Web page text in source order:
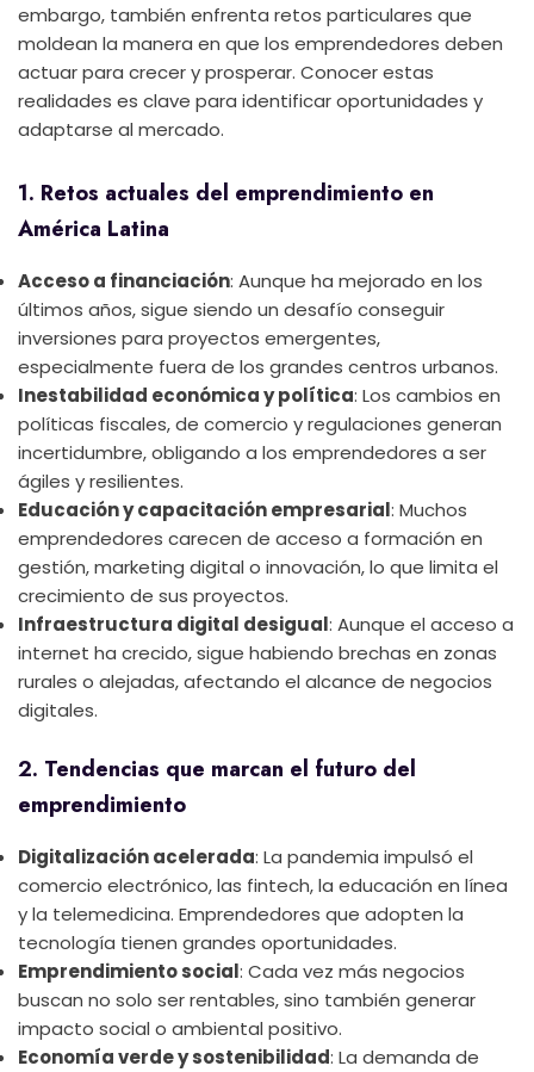
embargo, también enfrenta retos particulares que
moldean la manera en que los emprendedores deben
actuar para crecer y prosperar. Conocer estas
realidades es clave para identificar oportunidades y
adaptarse al mercado.
1. Retos actuales del emprendimiento en
América Latina
Acceso a financiación: Aunque ha mejorado en los
últimos años, sigue siendo un desafío conseguir
inversiones para proyectos emergentes,
especialmente fuera de los grandes centros urbanos.
Inestabilidad económica y política: Los cambios en
políticas fiscales, de comercio y regulaciones generan
incertidumbre, obligando a los emprendedores a ser
ágiles y resilientes.
Educación y capacitación empresarial: Muchos
emprendedores carecen de acceso a formación en
gestión, marketing digital o innovación, lo que limita el
crecimiento de sus proyectos.
Infraestructura digital desigual: Aunque el acceso a
internet ha crecido, sigue habiendo brechas en zonas
rurales o alejadas, afectando el alcance de negocios
digitales.
2. Tendencias que marcan el futuro del
emprendimiento
Digitalización acelerada: La pandemia impulsó el
comercio electrónico, las fintech, la educación en línea
y la telemedicina. Emprendedores que adopten la
tecnología tienen grandes oportunidades.
Emprendimiento social: Cada vez más negocios
buscan no solo ser rentables, sino también generar
impacto social o ambiental positivo.
Economía verde y sostenibilidad: La demanda de